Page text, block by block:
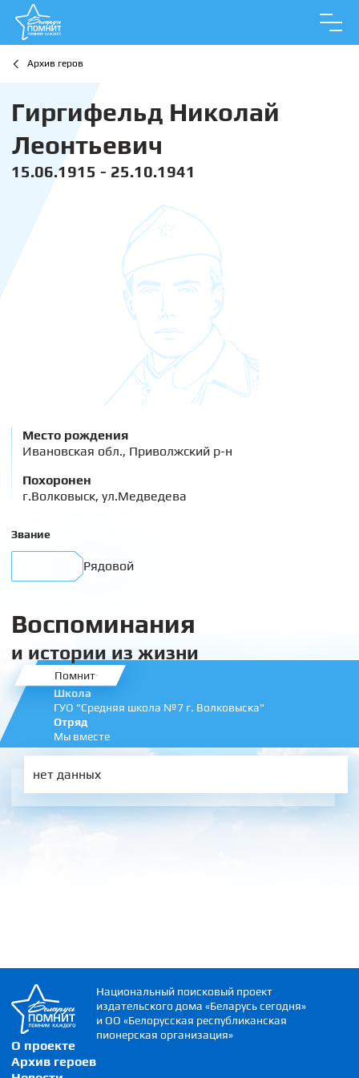
Архив геров
Гиргифельд Николай
Леонтьевич
15.06.1915 - 25.10.1941
Место рождения
Ивановская обл., Приволжский р-н
Похоронен
г.Волковыск, ул.Медведева
Звание
Рядовой
Воспоминания
и истории из жизни
Помнит
Школа
ГУО "Средняя школа №7 г. Волковыска"
Отряд
Мы вместе
нет данных
О проекте
Архив героев
Национальный поисковый проект
издательского дома «Беларусь сегодня»
и ОО «Белорусская республиканская
пионерская организация»